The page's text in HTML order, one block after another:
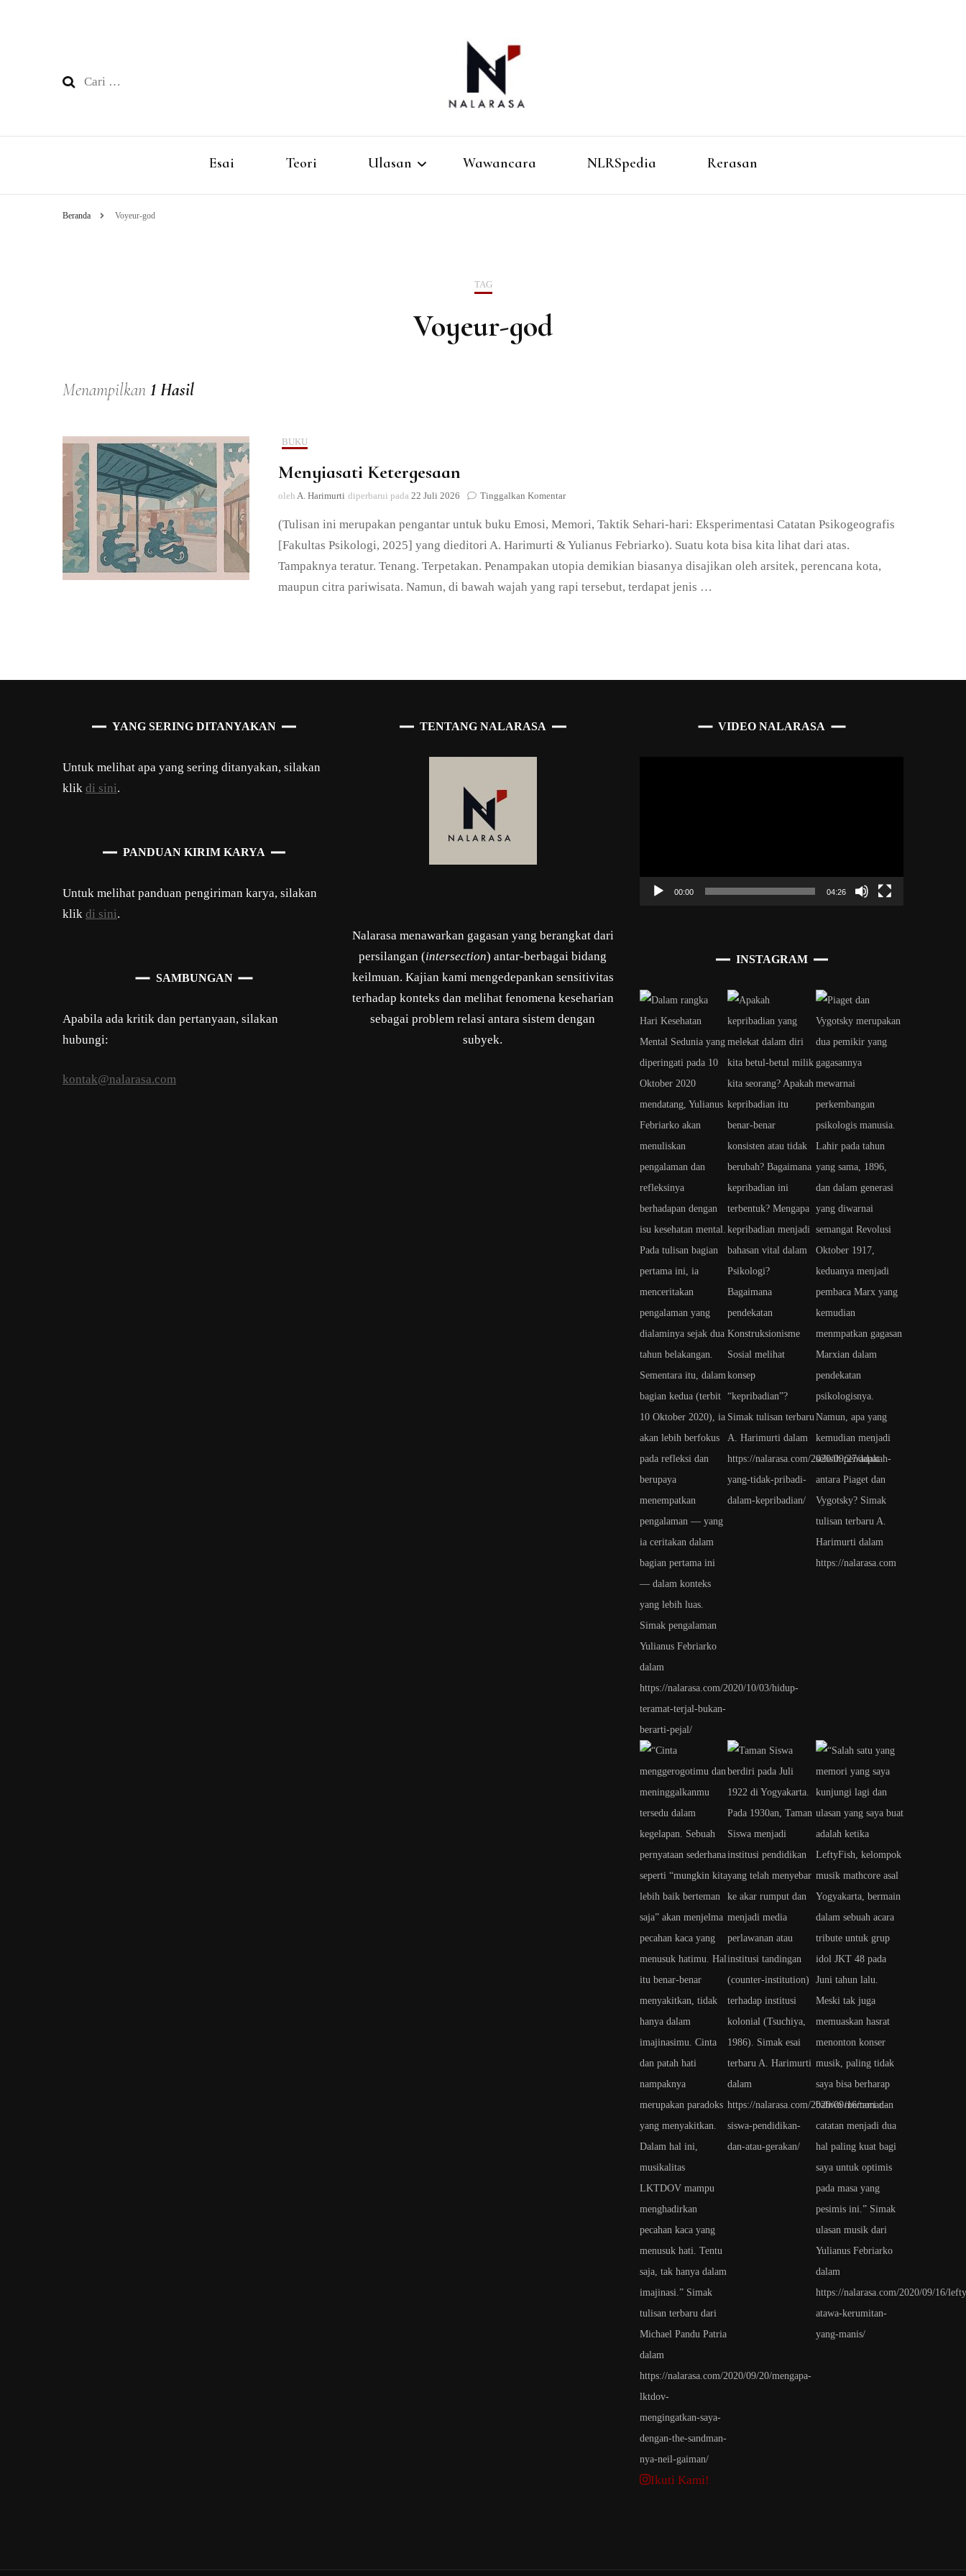
Cari
Nalarasa
Esai Teori Ulasan
Lain-lain
Wawancara NLRSpedia Rerasan
Beranda Voyeur-god
TAG
Voyeur-god
Menampilkan 1 Hasil
BUKU
Menyiasati Ketergesaan
oleh A. Harimurti diperbarui pada 22 Juli 2026 Tinggalkan Komentarpada
Ketergesaan
(Tulisan ini merupakan pengantar untuk buku Emosi, Memori, Taktik Sehari-hari: Eksperimentasi Catatan Psikogeografis
[Fakultas Psikologi, 2025] yang dieditori A. Harimurti & Yulianus Febriarko). Suatu kota bisa kita lihat dari atas.
Tampaknya teratur. Tenang. Terpetakan. Penampakan utopia demikian biasanya disajikan oleh arsitek, perencana kota,
maupun citra pariwisata. Namun, di bawah wajah yang rapi tersebut, terdapat jenis …
YANG SERING DITANYAKAN
Untuk melihat apa yang sering ditanyakan, silakan
klik di sini.
PANDUAN KIRIM KARYA
Untuk melihat panduan pengiriman karya, silakan
klik di sini.
SAMBUNGAN
Apabila ada kritik dan pertanyaan, silakan
hubungi:
kontak@nalarasa.com
TENTANG NALARASA
Nalarasa menawarkan gagasan yang berangkat dari
persilangan (intersection) antar-berbagai bidang
keilmuan. Kajian kami mengedepankan sensitivitas
terhadap konteks dan melihat fenomena keseharian
sebagai problem relasi antara sistem dengan
subyek.
VIDEO NALARASA
00:00 04:26
INSTAGRAM
Ikuti Kami!